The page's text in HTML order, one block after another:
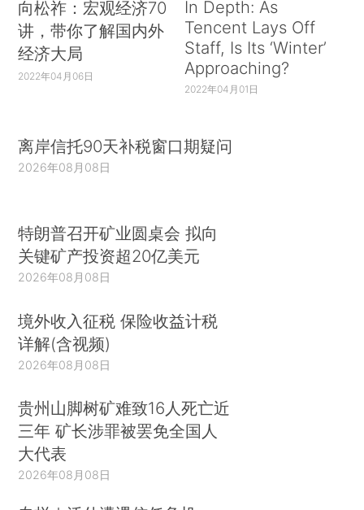
友好、透明。我们欢迎包括加拿大在内的各国工商
界人士抓住机遇，深化对华合作，实现更加广泛的
互利共赢。
进合作。双方将继续保持密切联系，共同努力使加
中关系重回稳定健康的发展轨道。加方期待继续发
作，使两国关系在新时期取得更多互利共赢的成
果，更好造福两国人民。（完）
向松祚：宏观经济70
讲，带你了解国内外
经济大局
2022年04月06日
In Depth: As
Tencent Lays Off
Staff, Is Its ‘Winter’
Approaching?
2022年04月01日
离岸信托90天补税窗口期疑问
2026年08月08日
特朗普召开矿业圆桌会 拟向
关键矿产投资超20亿美元
2026年08月08日
境外收入征税 保险收益计税
详解(含视频)
2026年08月08日
贵州山脚树矿难致16人死亡近
三年 矿长涉罪被罢免全国人
大代表
2026年08月08日